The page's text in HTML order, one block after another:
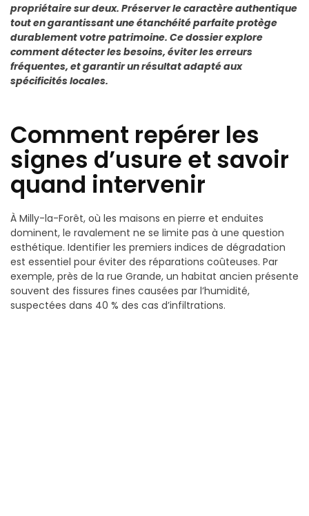
propriétaire sur deux. Préserver le caractère authentique
tout en garantissant une étanchéité parfaite protège
durablement votre patrimoine. Ce dossier explore
comment détecter les besoins, éviter les erreurs
fréquentes, et garantir un résultat adapté aux
spécificités locales.
Comment repérer les
signes d’usure et savoir
quand intervenir
À Milly-la-Forêt, où les maisons en pierre et enduites
dominent, le ravalement ne se limite pas à une question
esthétique. Identifier les premiers indices de dégradation
est essentiel pour éviter des réparations coûteuses. Par
exemple, près de la rue Grande, un habitat ancien présente
souvent des fissures fines causées par l’humidité,
suspectées dans 40 % des cas d’infiltrations.